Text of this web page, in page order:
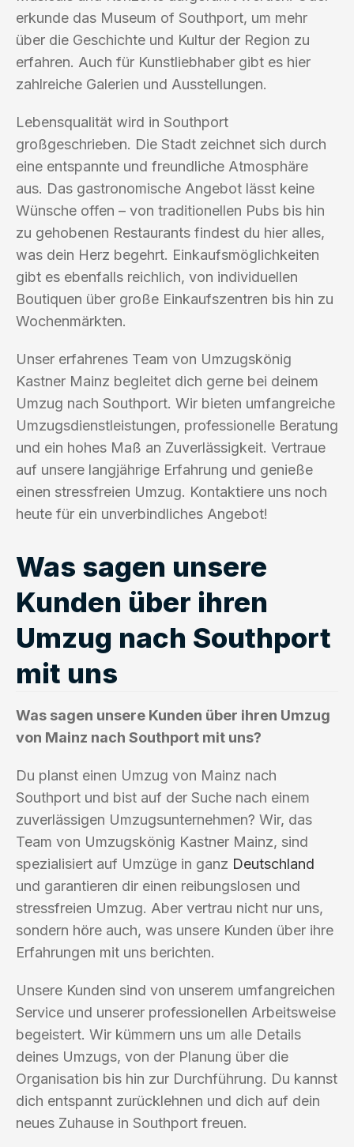
erkunde das Museum of Southport, um mehr
über die Geschichte und Kultur der Region zu
erfahren. Auch für Kunstliebhaber gibt es hier
zahlreiche Galerien und Ausstellungen.
Lebensqualität wird in Southport
großgeschrieben. Die Stadt zeichnet sich durch
eine entspannte und freundliche Atmosphäre
aus. Das gastronomische Angebot lässt keine
Wünsche offen – von traditionellen Pubs bis hin
zu gehobenen Restaurants findest du hier alles,
was dein Herz begehrt. Einkaufsmöglichkeiten
gibt es ebenfalls reichlich, von individuellen
Boutiquen über große Einkaufszentren bis hin zu
Wochenmärkten.
Unser erfahrenes Team von Umzugskönig
Kastner Mainz begleitet dich gerne bei deinem
Umzug nach Southport. Wir bieten umfangreiche
Umzugsdienstleistungen, professionelle Beratung
und ein hohes Maß an Zuverlässigkeit. Vertraue
auf unsere langjährige Erfahrung und genieße
einen stressfreien Umzug. Kontaktiere uns noch
heute für ein unverbindliches Angebot!
Was sagen unsere
Kunden über ihren
Umzug nach Southport
mit uns
Was sagen unsere Kunden über ihren Umzug
von Mainz nach Southport mit uns?
Du planst einen Umzug von Mainz nach
Southport und bist auf der Suche nach einem
zuverlässigen Umzugsunternehmen? Wir, das
Team von Umzugskönig Kastner Mainz, sind
spezialisiert auf Umzüge in ganz Deutschland
und garantieren dir einen reibungslosen und
stressfreien Umzug. Aber vertrau nicht nur uns,
sondern höre auch, was unsere Kunden über ihre
Erfahrungen mit uns berichten.
Unsere Kunden sind von unserem umfangreichen
Service und unserer professionellen Arbeitsweise
begeistert. Wir kümmern uns um alle Details
deines Umzugs, von der Planung über die
Organisation bis hin zur Durchführung. Du kannst
dich entspannt zurücklehnen und dich auf dein
neues Zuhause in Southport freuen.